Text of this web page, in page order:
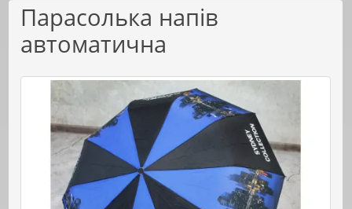
Парасолька напів
автоматична